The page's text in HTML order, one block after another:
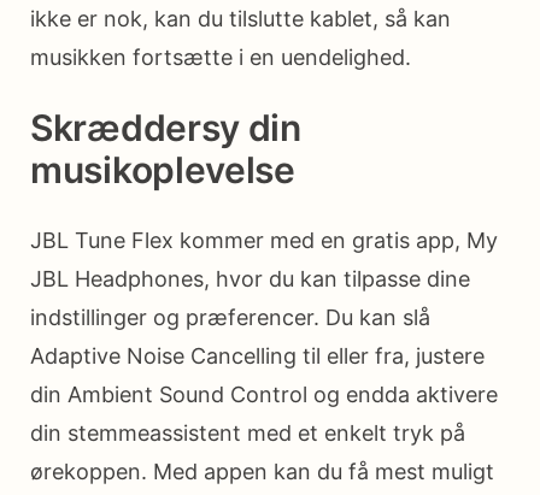
ikke er nok, kan du tilslutte kablet, så kan
musikken fortsætte i en uendelighed.
Skræddersy din
musikoplevelse
JBL Tune Flex kommer med en gratis app, My
JBL Headphones, hvor du kan tilpasse dine
indstillinger og præferencer. Du kan slå
Adaptive Noise Cancelling til eller fra, justere
din Ambient Sound Control og endda aktivere
din stemmeassistent med et enkelt tryk på
ørekoppen. Med appen kan du få mest muligt